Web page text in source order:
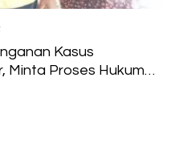
Kasus
Minta Proses Hukum